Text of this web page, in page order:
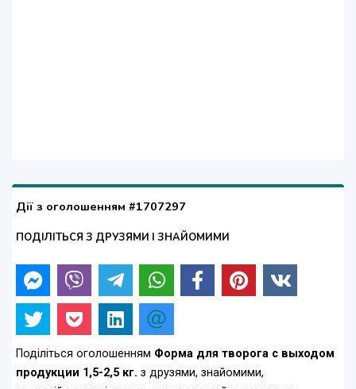
Дії з оголошенням #1707297
ПОДІЛІТЬСЯ З ДРУЗЯМИ І ЗНАЙОМИМИ
Поділіться оголошенням Форма для творога с выходом
продукции 1,5-2,5 кг. з друзями, знайомими,